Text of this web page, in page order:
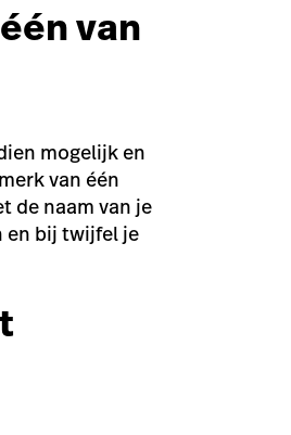
van
mogelijk en
van één
de naam van je
en bij twijfel je